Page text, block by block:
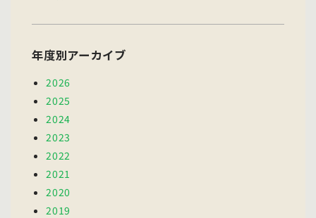
年度別アーカイブ
2026
2025
2024
2023
2022
2021
2020
2019